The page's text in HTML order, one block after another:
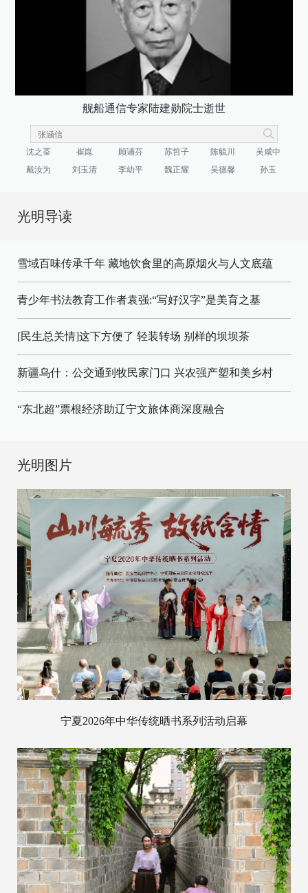
舰船通信专家陆建勋院士逝世
沈之荃 崔崑 顾诵芬 苏哲子 陈毓川
吴咸中
戴汝为
刘玉清 李幼平 魏正耀 吴德馨 孙玉
光明导读
雪域百味传承千年 藏地饮食里的高原烟火与人文底蕴
青少年书法教育工作者袁强:“写好汉字”是美育之基
[民生总关情]这下方便了 轻装转场 别样的坝坝茶
新疆乌什：公交通到牧民家门口 兴农强产塑和美乡村
“东北超”票根经济助辽宁文旅体商深度融合
光明图片
宁夏2026年中华传统晒书系列活动启幕